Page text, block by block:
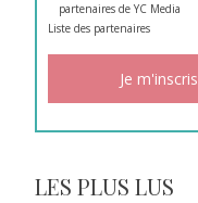
partenaires de YC Media
Liste des partenaires
LES PLUS LUS